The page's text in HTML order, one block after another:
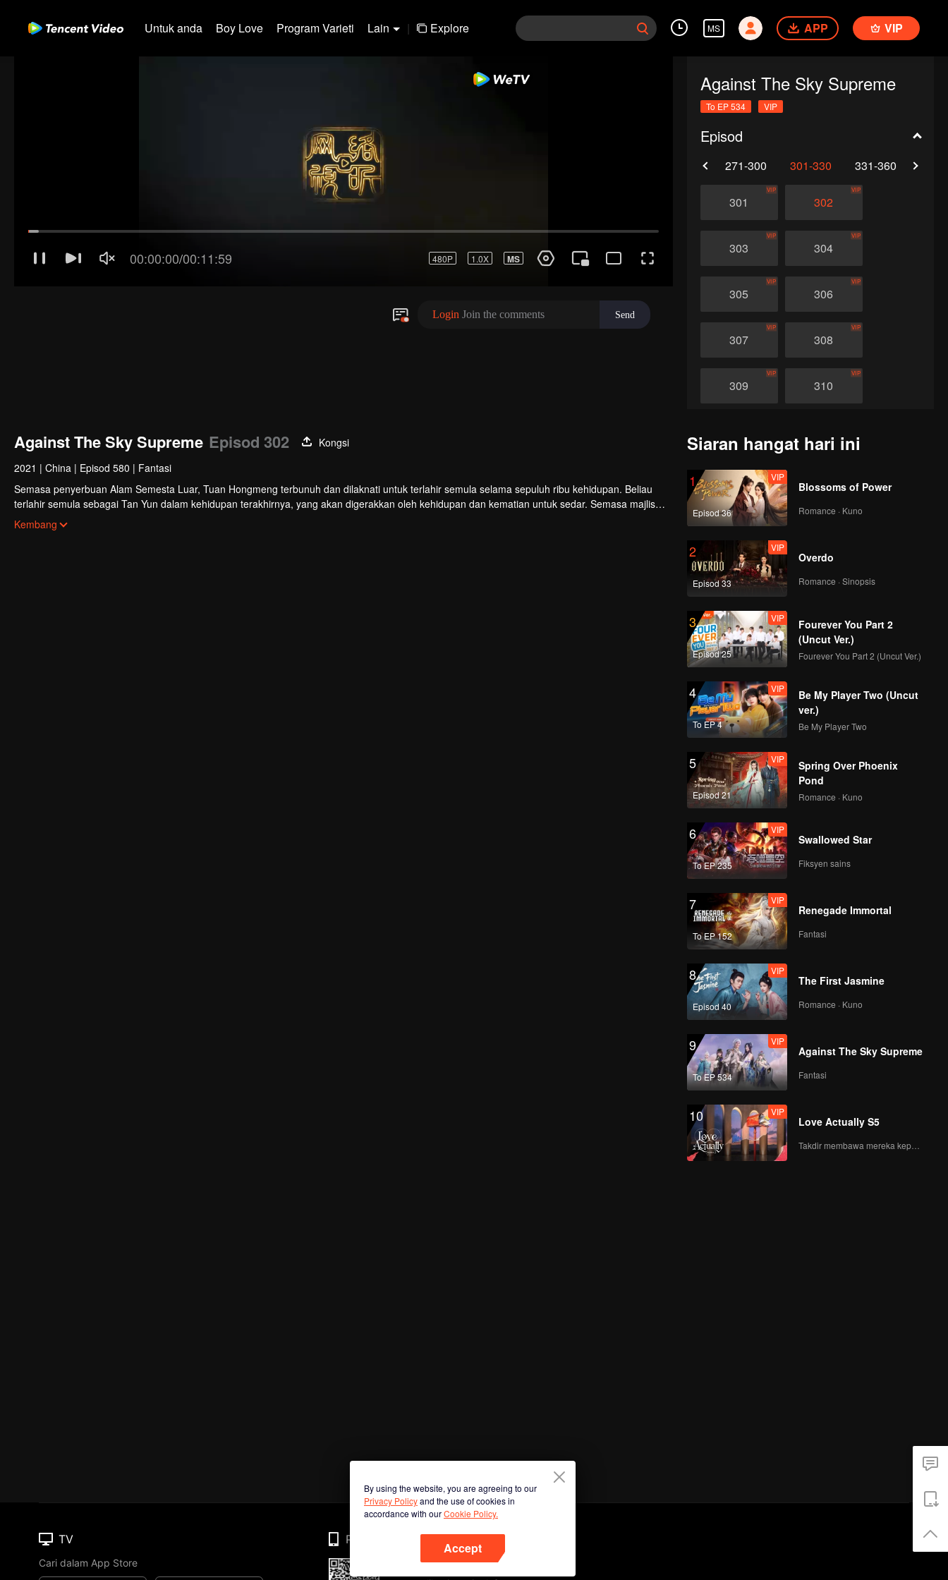
Untuk anda Boy Love Program Varieti Lain | Explore MS APP VIP
Against The Sky Supreme
To EP 534 VIP
Episod
61-90 91-120 271-300 301-330 331-360
301
VIP
302
VIP
303
VIP
304
VIP
305
VIP
306
VIP
307
VIP
308
VIP
309
VIP
310
VIP
313
315
VIP VIP
317
VIP
319
321
VIP
322
323
VIP
324
VIP
325
VIP
327
VIP
328
329
VIP
330
Against The Sky Supreme Episod 302
Kongsi
2021 | China | Episod 580 | Fantasi
Semasa penyerbuan Alam Semesta Luar, Tuan Hongmeng terbunuh dan dilaknati untuk terlahir semula selama sepuluh ribu kehidupan. Beliau
terlahir semula sebagai Tan Yun dalam kehidupan terakhirnya, yang akan digerakkan oleh kehidupan dan kematian untuk sedar. Semasa majlis
perkahwinan, Tan Yun terserempak dengan tunangnya yang berlaku curang dan dipukul untuk membangkitkan ingatan Hongmeng. Kemudian, Tan
Yun memiliki bakat tahap Dewa untuk meningkatkan pertumbuhannya.
Kembang
Siaran hangat hari ini
1
Episod 36
VIP
Blossoms of Power
Romance · Kuno
2
Episod 33
VIP
Overdo
Romance · Sinopsis
3
Episod 25
VIP
Fourever You Part 2
(Uncut Ver.)
Fourever You Part 2 (Uncut Ver.)
4
To EP 4
VIP
Be My Player Two (Uncut
ver.)
Be My Player Two
5
Episod 21
VIP
Spring Over Phoenix
Pond
Romance · Kuno
6
To EP 235
VIP
Swallowed Star
Fiksyen sains
7
To EP 152
VIP
Renegade Immortal
Fantasi
8
Episod 40
VIP
The First Jasmine
Romance · Kuno
9
To EP 534
VIP
Against The Sky Supreme
Fantasi
10 VIP
Love Actually S5
Takdir membawa mereka kepada cinta yang tulus!
By using the website, you are agreeing to our
Privacy Policyand the use of cookies in
accordance with ourCookie Policy.
Accept
TV
Cari dalam App Store
Phone